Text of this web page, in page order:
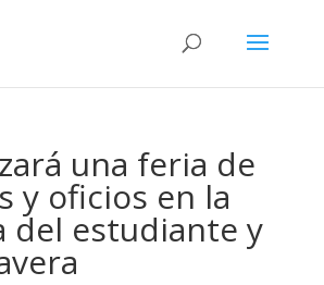
una feria de
y oficios en la
del estudiante y